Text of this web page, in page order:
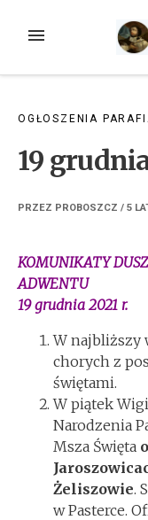
MENU
OGŁOSZENIA
19
PRZEZ PROBOSZCZ / 5
KOMUNIKATY
ADWENTU
19 grudnia 2021 r.
W najbliższy
chorych z
świętami.
W piątek
Narodzenia
Msza Święta
Żeliszowie.
w Pasterce.